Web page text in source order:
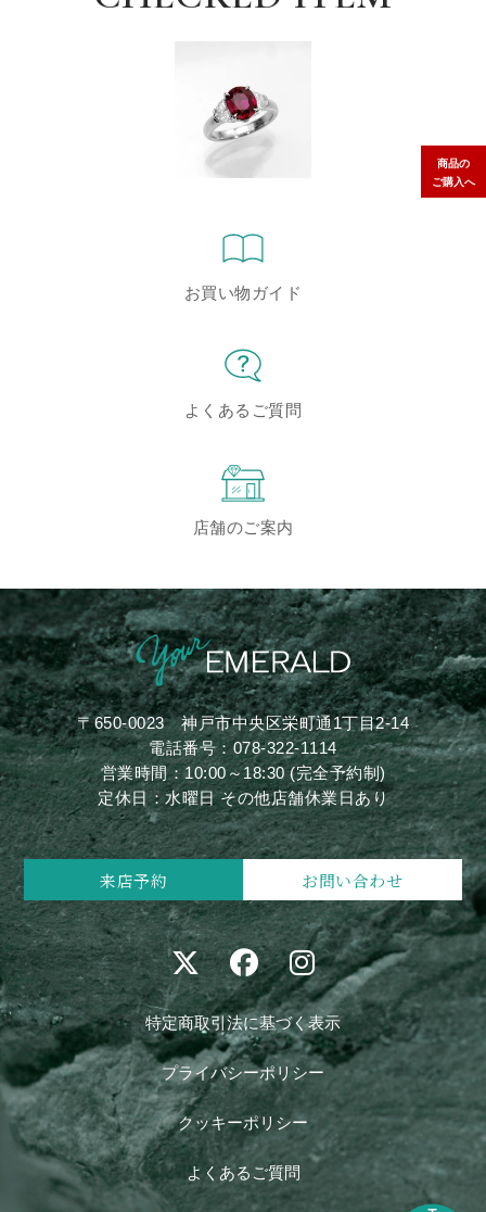
商品の
ご購入へ
お買い物ガイド
よくあるご質問
店舗のご案内
〒650-0023神戸市中央区栄町通1丁目2-14
電話番号：078-322-1114
営業時間：10:00～18:30 (完全予約制)
定休日：水曜日 その他店舗休業日あり
来店予約 お問い合わせ
特定商取引法に基づく表示
プライバシーポリシー
クッキーポリシー
よくあるご質問